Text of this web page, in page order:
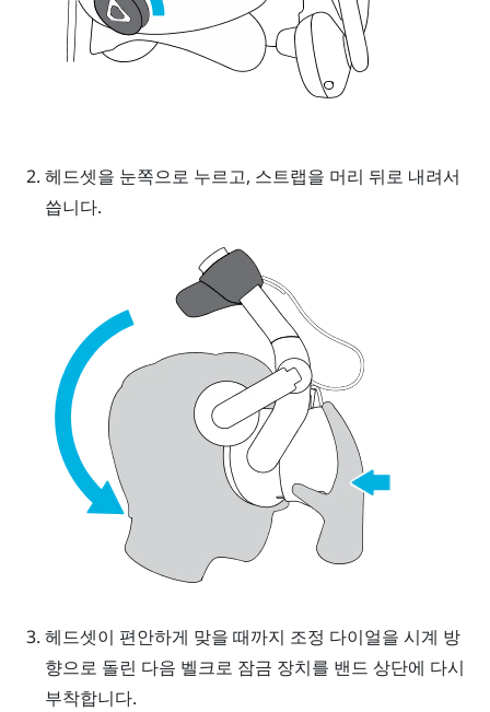
헤드셋을 눈쪽으로 누르고, 스트랩을 머리 뒤로 내려서
씁니다.
헤드셋이 편안하게 맞을 때까지 조정 다이얼을 시계 방
향으로 돌린 다음 벨크로 잠금 장치를 밴드 상단에 다시
부착합니다.